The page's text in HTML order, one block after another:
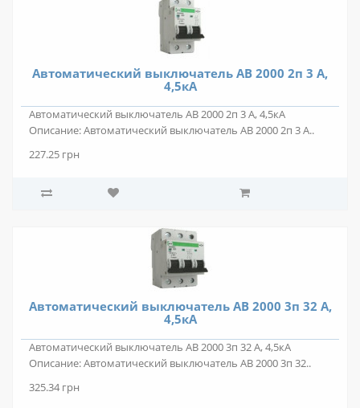
Автоматический выключатель АВ 2000 2п 3 А,
4,5кА
Автоматический выключатель АВ 2000 2п 3 А, 4,5кА
Описание: Автоматический выключатель АВ 2000 2п 3 А..
227.25 грн
Автоматический выключатель АВ 2000 3п 32 А,
4,5кА
Автоматический выключатель АВ 2000 3п 32 А, 4,5кА
Описание: Автоматический выключатель АВ 2000 3п 32..
325.34 грн